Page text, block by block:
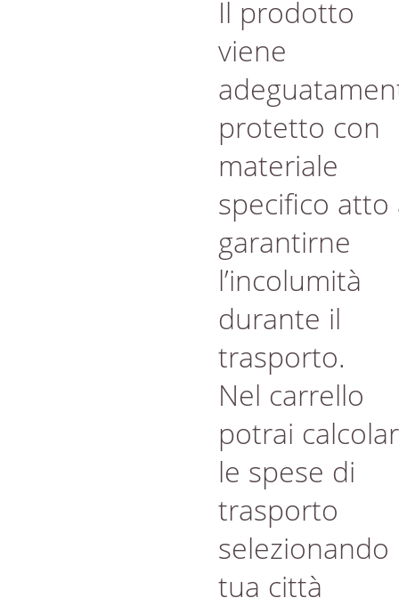
Il prodotto
viene
protetto con
materiale
specifico atto
garantirne
l’incolumità
durante il
trasporto.
Nel carrello
potrai
le spese di
trasporto
selezionando
tua città